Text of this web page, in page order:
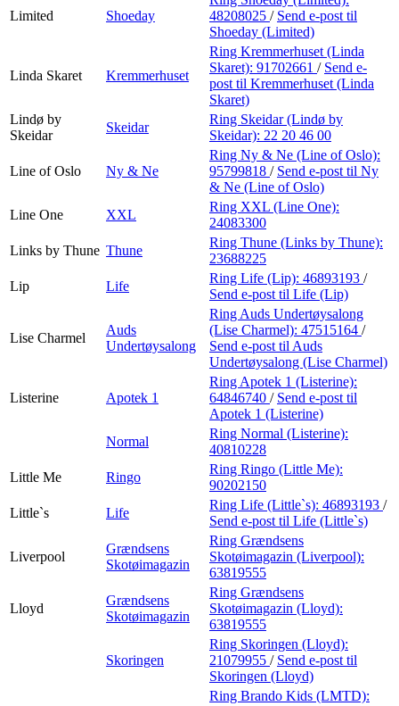
Limited Shoeday
48208025 / Send e-post til
Shoeday (Limited)
Linda Skaret Kremmerhuset
Ring Kremmerhuset (Linda
Skaret): 91702661 / Send e-
post til Kremmerhuset (Linda
Skaret)
Lindø by
Skeidar
Skeidar
Ring Skeidar (Lindø by
Skeidar): 22 20 46 00
Line of Oslo Ny & Ne
Ring Ny & Ne (Line of Oslo):
95799818 / Send e-post til Ny
& Ne (Line of Oslo)
Line One
XXL
Ring XXL (Line One):
24083300
Links by Thune Thune
Ring Thune (Links by Thune):
23688225
Lip
Life
Ring Life (Lip): 46893193 /
Send e-post til Life (Lip)
Lise Charmel
Auds
Undertøysalong
Ring Auds Undertøysalong
(Lise Charmel): 47515164 /
Send e-post til Auds
Undertøysalong (Lise Charmel)
Listerine Apotek 1
Ring Apotek 1 (Listerine):
64846740 / Send e-post til
Apotek 1 (Listerine)
Normal
Ring Normal (Listerine):
40810228
Little Me
Ringo
Ring Ringo (Little Me):
90202150
Little`s
Life
Ring Life (Little`s): 46893193 /
Send e-post til Life (Little`s)
Liverpool
Grændsens
Skotøimagazin
Ring Grændsens
Skotøimagazin (Liverpool):
63819555
Lloyd
Grændsens
Skotøimagazin
Ring Grændsens
Skotøimagazin (Lloyd):
63819555
Skoringen
Ring Skoringen (Lloyd):
21079955 / Send e-post til
Skoringen (Lloyd)
Ring Brando Kids (LMTD):